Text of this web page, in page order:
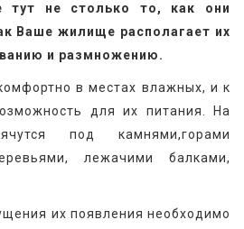
не столько то, как они
Ваше жилище располагает их
и размножению.
в местах влажных, и к
для их питания. На
под камнями,горами
лежачими балками,
их появления необходимо